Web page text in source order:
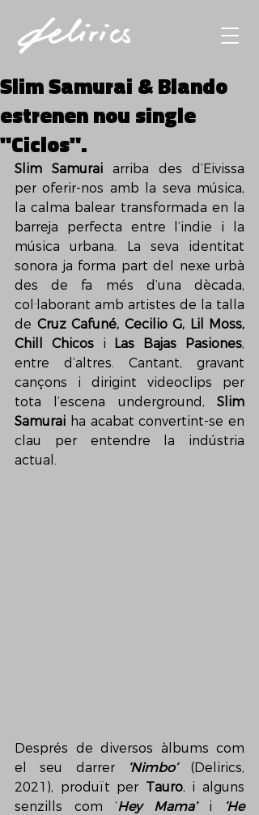
Slim Samurai & Blando
estrenen nou single
"Ciclos".
Slim Samurai arriba des d’Eivissa
per oferir-nos amb la seva música,
la calma balear transformada en la
barreja perfecta entre l’indie i la
música urbana. La seva identitat
sonora ja forma part del nexe urbà
des de fa més d’una dècada,
col·laborant amb artistes de la talla
de Cruz Cafuné, Cecilio G, Lil Moss,
Chill Chicos i Las Bajas Pasiones,
entre d’altres. Cantant, gravant
cançons i dirigint videoclips per
tota l’escena underground, Slim
Samurai ha acabat convertint-se en
clau per entendre la indústria
actual.
Després de diversos àlbums com
el seu darrer
‘Nimbo’ (Delirics,
2021), produït per Tauro, i alguns
senzills com ‘Hey Mama’ i
‘He